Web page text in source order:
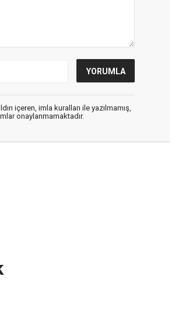
içeren, imla kuralları ile yazılmamış,
onaylanmamaktadır.